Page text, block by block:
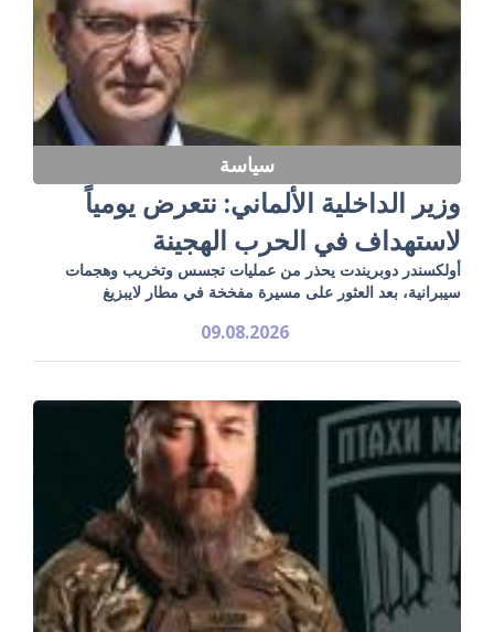
سياسة
وزير الداخلية الألماني: نتعرض يومياً
لاستهداف في الحرب الهجينة
أولكسندر دوبريندت يحذر من عمليات تجسس وتخريب وهجمات
سيبرانية، بعد العثور على مسيرة مفخخة في مطار لايبزيغ
09.08.2026